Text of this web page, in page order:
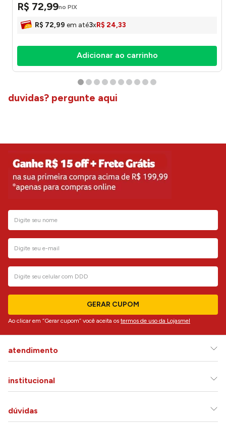
R$ 72,99no PIX
R$ 72,99 em até3xR$ 24,33
Adicionar ao carrinho
duvidas? pergunte aqui
GERAR CUPOM
Ao clicar em “Gerar cupom” você aceita os termos de uso da Lojasmel
atendimento
institucional
dúvidas